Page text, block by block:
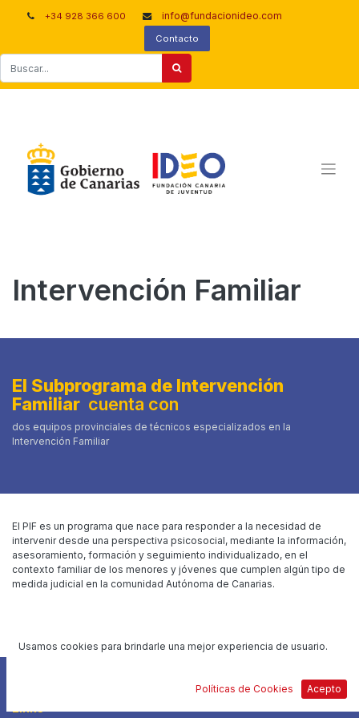
+34 928 366 600 info@fundacionideo.com
Contacto
Intervención Familiar
El Subprograma de Intervención
Familiar cuenta con
dos equipos provinciales de técnicos especializados en la
Intervención Familiar
El PIF es un programa que nace para responder a la necesidad de
intervenir desde una perspectiva psicosocial, mediante la información,
asesoramiento, formación y seguimiento individualizado, en el
contexto familiar de los menores y jóvenes que cumplen algún tipo de
medida judicial en la comunidad Autónoma de Canarias.
Usamos cookies para brindarle una mejor experiencia de usuario.
Políticas de Cookies Acepto